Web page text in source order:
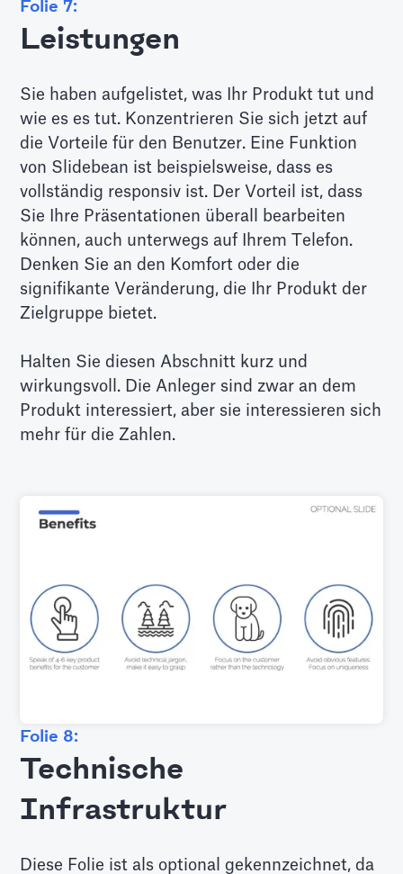
Folie 7:
Leistungen
Sie haben aufgelistet, was Ihr Produkt tut und
wie es es tut. Konzentrieren Sie sich jetzt auf
die Vorteile für den Benutzer. Eine Funktion
von Slidebean ist beispielsweise, dass es
vollständig responsiv ist. Der Vorteil ist, dass
Sie Ihre Präsentationen überall bearbeiten
können, auch unterwegs auf Ihrem Telefon.
Denken Sie an den Komfort oder die
signifikante Veränderung, die Ihr Produkt der
Zielgruppe bietet.
Halten Sie diesen Abschnitt kurz und
wirkungsvoll. Die Anleger sind zwar an dem
Produkt interessiert, aber sie interessieren sich
mehr für die Zahlen.
Folie 8:
Technische
Infrastruktur
Diese Folie ist als optional gekennzeichnet, da